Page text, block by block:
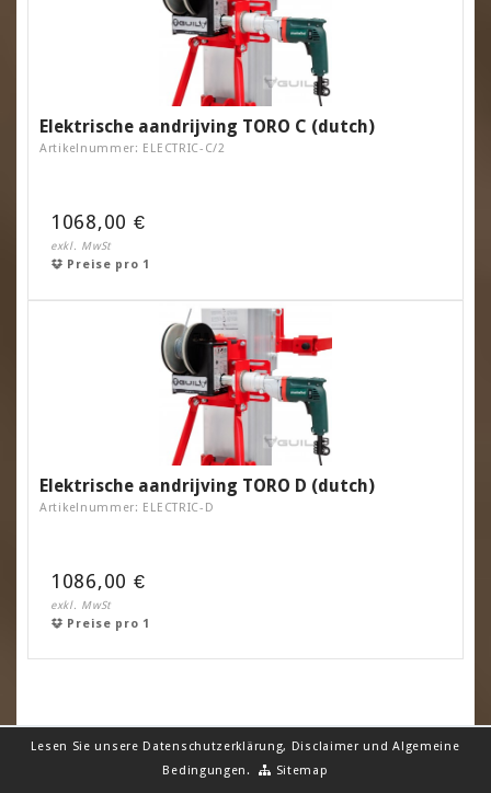
Elektrische aandrijving TORO C (dutch)
Artikelnummer: ELECTRIC-C/2
1068,00 €
exkl. MwSt
Preise pro 1
Elektrische aandrijving TORO D (dutch)
Artikelnummer: ELECTRIC-D
1086,00 €
exkl. MwSt
Preise pro 1
Lesen Sie unsere Datenschutzerklärung, Disclaimer undAlgemeine
Bedingungen. Sitemap